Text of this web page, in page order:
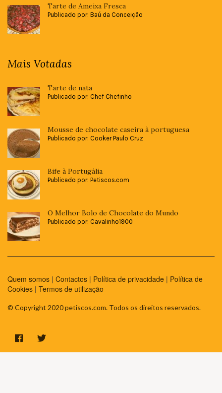
Tarte de Ameixa Fresca
Publicado por: Baú da Conceição
Mais Votadas
Tarte de nata
Publicado por: Chef Chefinho
Mousse de chocolate caseira à portuguesa
Publicado por: Cooker Paulo Cruz
Bife à Portugália
Publicado por: Petiscos.com
O Melhor Bolo de Chocolate do Mundo
Publicado por: Cavalinho1900
Quem somos | Contactos | Política de privacidade | Política de
Cookies | Termos de utilização
© Copyright 2020 petiscos.com. Todos os direitos reservados.